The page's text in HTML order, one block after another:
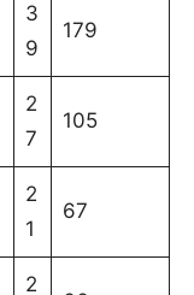
3
9
179
2
7
105
2
1
67
2